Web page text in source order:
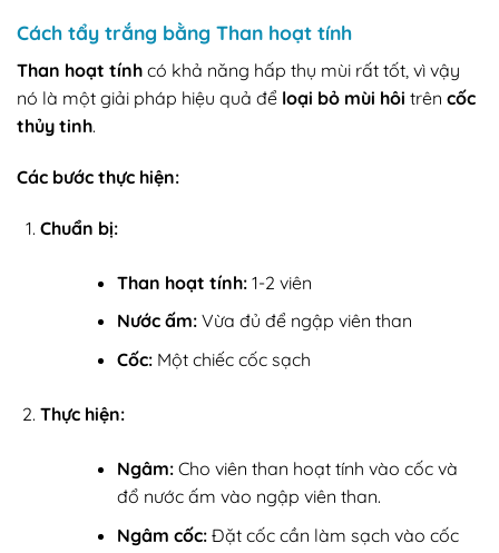
Cách tẩy trắng bằng Than hoạt tính
Than hoạt tính có khả năng hấp thụ mùi rất tốt, vì vậy
nó là một giải pháp hiệu quả để loại bỏ mùi hôi trên cốc
thủy tinh.
Các bước thực hiện:
Chuẩn bị:
Than hoạt tính:1-2 viên
Nước ấm:Vừa đủ để ngập viên than
Cốc:Một chiếc cốc sạch
Thực hiện:
Ngâm:Cho viên than hoạt tính vào cốc và
đổ nước ấm vào ngập viên than.
Ngâm cốc:Đặt cốc cần làm sạch vào cốc